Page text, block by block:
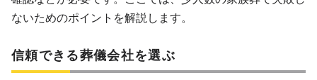
ないためのポイントを解説します。
信頼できる葬儀会社を選ぶ